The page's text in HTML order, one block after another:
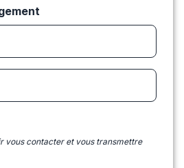
vous contacter et vous transmettre